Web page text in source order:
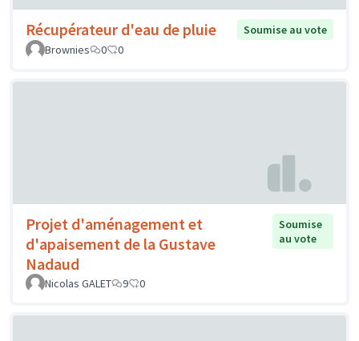
Récupérateur d'eau de pluie
Soumise au vote
Brownies
0 0
Projet d'aménagement et
d'apaisement de la Gustave
Nadaud
Soumise
au vote
Nicolas GALET 9 0